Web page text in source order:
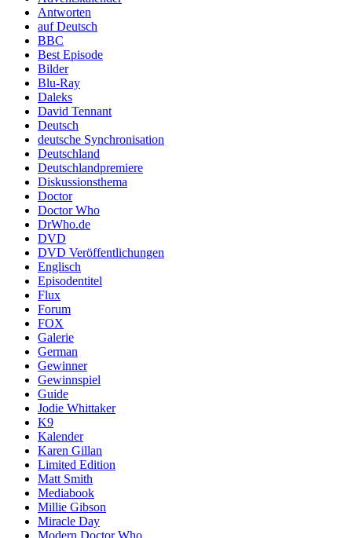
Antworten
auf Deutsch
BBC
Best Episode
Bilder
Blu-Ray
Daleks
David Tennant
Deutsch
deutsche Synchronisation
Deutschland
Deutschlandpremiere
Diskussionsthema
Doctor
Doctor Who
DrWho.de
DVD
DVD Veröffentlichungen
Englisch
Episodentitel
Flux
Forum
FOX
Galerie
German
Gewinner
Gewinnspiel
Guide
Jodie Whittaker
K9
Kalender
Karen Gillan
Limited Edition
Matt Smith
Mediabook
Millie Gibson
Miracle Day